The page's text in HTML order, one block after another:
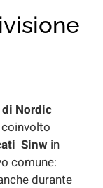
Nordic
coinvolto
Sinw in
comune:
durante